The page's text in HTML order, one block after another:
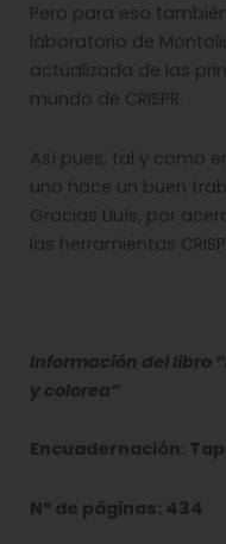
Pero para eso
laboratorio de
actualizada de las
mundo de CRISPR.
Así pues, tal y como
uno hace un buen
Gracias Lluís, por
las herramientas
Información del libro
y colorea”
Encuadernación:
Nº de páginas: 434